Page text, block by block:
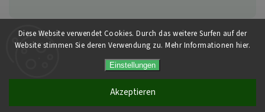
Diese Website verwendet Cookies. Durch das weitere Surfen auf der
Website stimmen Sie deren Verwendung zu. Mehr Informationen hier.
Einstellungen
Akzeptieren
Copyright 2026 Kratomit.de. Alle Rechte vorbehalten.
VytvořilShoptet| Design